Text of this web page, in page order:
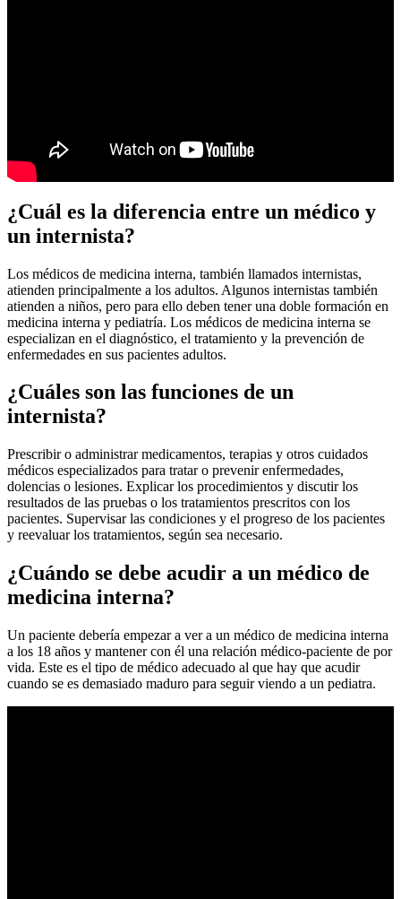
¿Cuál es la diferencia entre un médico y
un internista?
Los médicos de medicina interna, también llamados internistas,
atienden principalmente a los adultos. Algunos internistas también
atienden a niños, pero para ello deben tener una doble formación en
medicina interna y pediatría. Los médicos de medicina interna se
especializan en el diagnóstico, el tratamiento y la prevención de
enfermedades en sus pacientes adultos.
¿Cuáles son las funciones de un
internista?
Prescribir o administrar medicamentos, terapias y otros cuidados
médicos especializados para tratar o prevenir enfermedades,
dolencias o lesiones. Explicar los procedimientos y discutir los
resultados de las pruebas o los tratamientos prescritos con los
pacientes. Supervisar las condiciones y el progreso de los pacientes
y reevaluar los tratamientos, según sea necesario.
¿Cuándo se debe acudir a un médico de
medicina interna?
Un paciente debería empezar a ver a un médico de medicina interna
a los 18 años y mantener con él una relación médico-paciente de por
vida. Este es el tipo de médico adecuado al que hay que acudir
cuando se es demasiado maduro para seguir viendo a un pediatra.